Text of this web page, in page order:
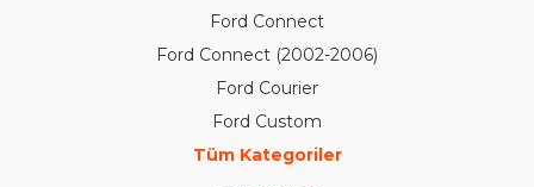
Ford Connect
Ford Connect (2002-2006)
Ford Courier
Ford Custom
Tüm Kategoriler